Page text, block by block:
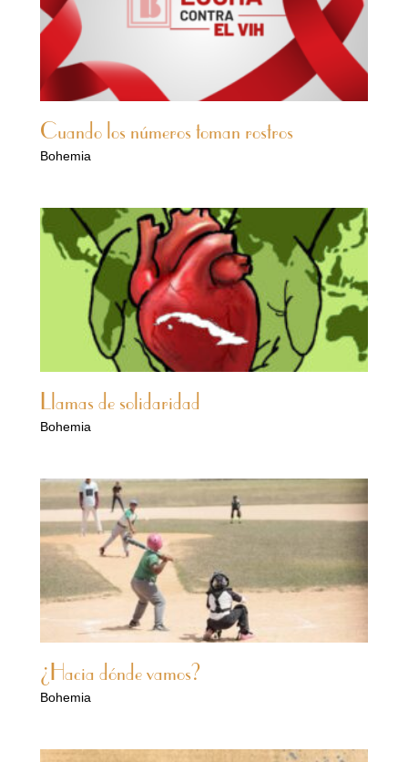
Cuando los números toman rostros
Bohemia
Llamas de solidaridad
Bohemia
¿Hacia dónde vamos?
Bohemia